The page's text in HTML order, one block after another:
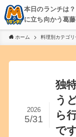
本日のランチは
に立ち向かう葛
京都・神戸を中
き、飲み歩きを綴
ホーム 料理別カテゴリ
独
う
ら
で
2026
5/31